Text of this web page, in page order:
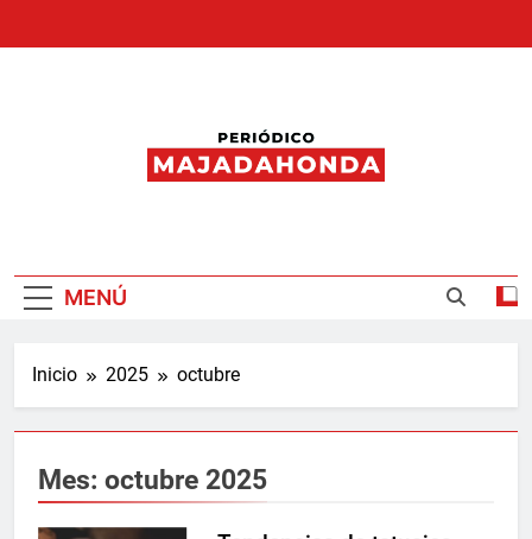
Majadahonda
MENÚ
Inicio 2025 octubre
Mes: octubre 2025